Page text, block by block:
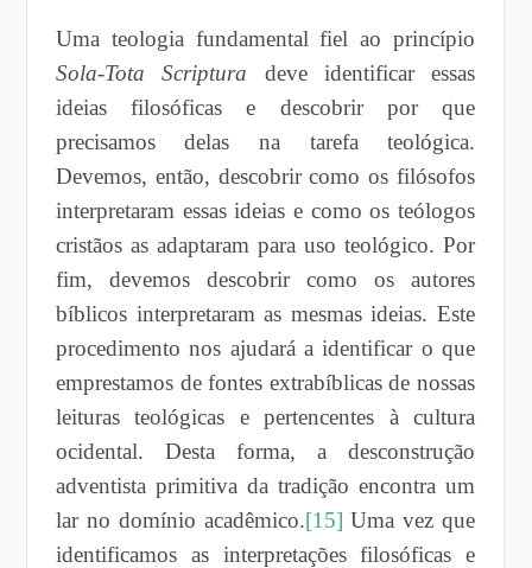
Uma teologia fundamental fiel ao princípio
Sola-Tota Scriptura deve identificar essas
ideias filosóficas e descobrir por que
precisamos delas na tarefa teológica.
Devemos, então, descobrir como os filósofos
interpretaram essas ideias e como os teólogos
cristãos as adaptaram para uso teológico. Por
fim, devemos descobrir como os autores
bíblicos interpretaram as mesmas ideias. Este
procedimento nos ajudará a identificar o que
emprestamos de fontes extrabíblicas de nossas
leituras teológicas e pertencentes à cultura
ocidental. Desta forma, a desconstrução
adventista primitiva da tradição encontra um
lar no domínio acadêmico.[15] Uma vez que
identificamos as interpretações filosóficas e